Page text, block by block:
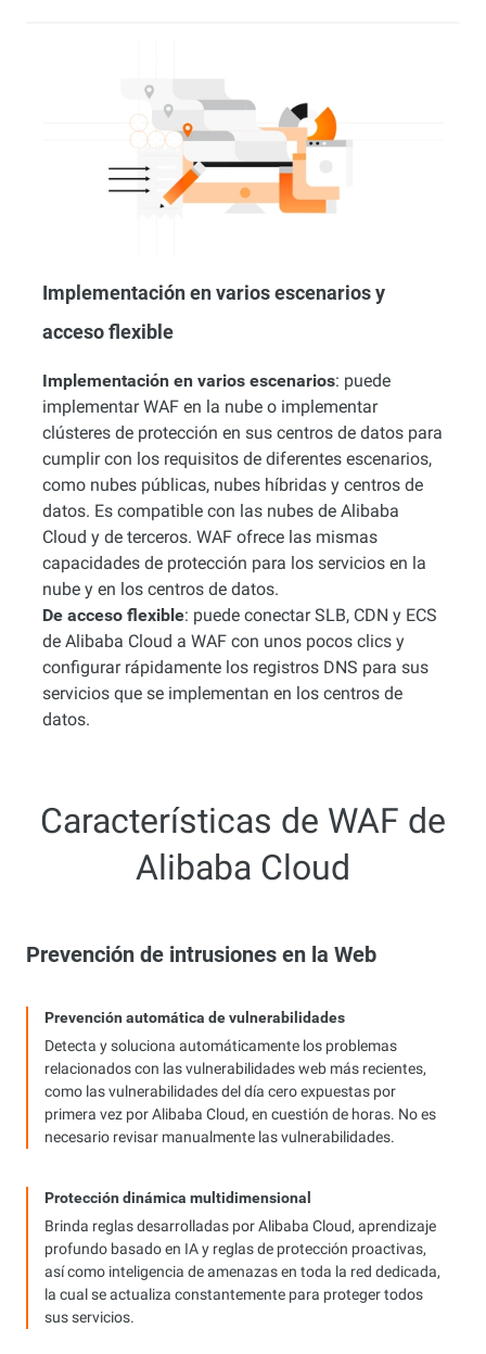
Implementación en varios escenarios y
acceso flexible
Implementación en varios escenarios: puede
implementar WAF en la nube o implementar
clústeres de protección en sus centros de datos para
cumplir con los requisitos de diferentes escenarios,
como nubes públicas, nubes híbridas y centros de
datos. Es compatible con las nubes de Alibaba
Cloud y de terceros. WAF ofrece las mismas
capacidades de protección para los servicios en la
nube y en los centros de datos.
De acceso flexible: puede conectar SLB, CDN y ECS
de Alibaba Cloud a WAF con unos pocos clics y
configurar rápidamente los registros DNS para sus
servicios que se implementan en los centros de
datos.
Características de WAF de
Alibaba Cloud
Prevención de intrusiones en la Web
Prevención automática de vulnerabilidades
Detecta y soluciona automáticamente los problemas
relacionados con las vulnerabilidades web más recientes,
como las vulnerabilidades del día cero expuestas por
primera vez por Alibaba Cloud, en cuestión de horas. No es
necesario revisar manualmente las vulnerabilidades.
Protección dinámica multidimensional
Brinda reglas desarrolladas por Alibaba Cloud, aprendizaje
profundo basado en IA y reglas de protección proactivas,
así como inteligencia de amenazas en toda la red dedicada,
la cual se actualiza constantemente para proteger todos
sus servicios.